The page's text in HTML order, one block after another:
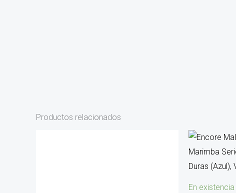
Productos relacionados
En existencia